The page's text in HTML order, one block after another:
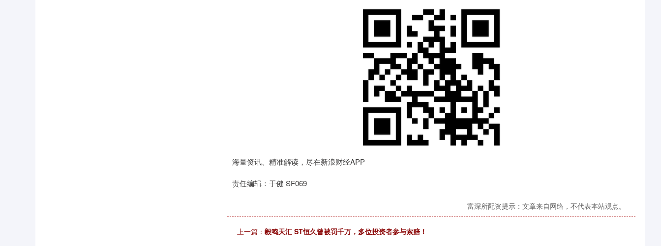
海量资讯、精准解读，尽在新浪财经APP
责任编辑：于健 SF069
富深所配资提示：文章来自网络，不代表本站观点。
上一篇： 毅鸣天汇 ST恒久曾被罚千万，多位投资者参与索赔！